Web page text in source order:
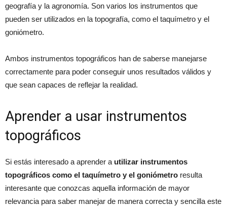
geografía y la agronomía. Son varios los instrumentos que
pueden ser utilizados en la topografía, como el taquímetro y el
goniómetro.
Ambos instrumentos topográficos han de saberse manejarse
correctamente para poder conseguir unos resultados válidos y
que sean capaces de reflejar la realidad.
Aprender a usar instrumentos
topográficos
Si estás interesado a aprender a utilizar instrumentos
topográficos como el taquímetro y el goniómetro resulta
interesante que conozcas aquella información de mayor
relevancia para saber manejar de manera correcta y sencilla este